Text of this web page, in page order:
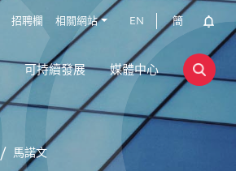
招聘欄 相關網站 EN 簡
可持續發展 媒體中心
馬諾文